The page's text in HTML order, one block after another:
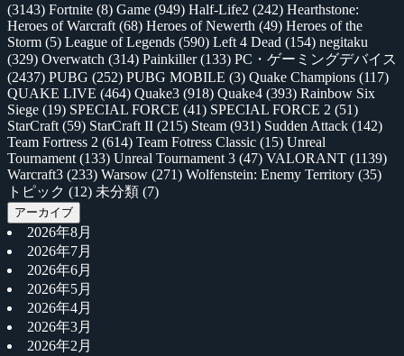
(3143) Fortnite (8) Game (949) Half-Life2 (242) Hearthstone:
Heroes of Warcraft (68) Heroes of Newerth (49) Heroes of the
Storm (5) League of Legends (590) Left 4 Dead (154) negitaku
(329) Overwatch (314) Painkiller(133) PC・ゲーミングデバイス
(2437) PUBG (252) PUBG MOBILE (3) Quake Champions (117)
QUAKE LIVE (464) Quake3 (918) Quake4 (393) Rainbow Six
Siege (19) SPECIAL FORCE (41) SPECIAL FORCE 2 (51)
StarCraft (59) StarCraft II (215) Steam (931) Sudden Attack (142)
Team Fortress 2 (614) Team Fotress Classic (15) Unreal
Tournament (133) Unreal Tournament 3 (47) VALORANT (1139)
Warcraft3 (233) Warsow (271) Wolfenstein: Enemy Territory (35)
トピック (12) 未分類 (7)
アーカイブ
2026年8月
2026年7月
2026年6月
2026年5月
2026年4月
2026年3月
2026年2月